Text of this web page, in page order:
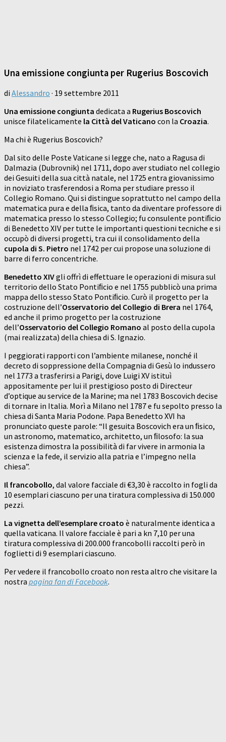
Una emissione congiunta per Rugerius Boscovich
di Alessandro · 19 settembre 2011
Una emissione congiunta dedicata a Rugerius Boscovich
unisce filatelicamente la Città del Vaticano con la Croazia.
Ma chi è Rugerius Boscovich?
Dal sito delle Poste Vaticane si legge che, nato a Ragusa di
Dalmazia (Dubrovnik) nel 1711, dopo aver studiato nel collegio
dei Gesuiti della sua città natale, nel 1725 entra giovanissimo
in noviziato trasferendosi a Roma per studiare presso il
Collegio Romano. Qui si distingue soprattutto nel campo della
matematica pura e della ﬁsica, tanto da diventare professore di
matematica presso lo stesso Collegio; fu consulente pontiﬁcio
di Benedetto XIV per tutte le importanti questioni tecniche e si
occupò di diversi progetti, tra cui il consolidamento della
cupola di S. Pietro nel 1742 per cui propose una soluzione di
barre di ferro concentriche.
Benedetto XIVgli offrì di effettuare le operazioni di misura sul
territorio dello Stato Pontiﬁcio e nel 1755 pubblicò una prima
mappa dello stesso Stato Pontiﬁcio. Curò il progetto per la
costruzione dell’Osservatorio del Collegio di Brera nel 1764,
ed anche il primo progetto per la costruzione
dell’Osservatorio del Collegio Romano al posto della cupola
(mai realizzata) della chiesa di S. Ignazio.
I peggiorati rapporti con l’ambiente milanese, nonché il
decreto di soppressione della Compagnia di Gesù lo indussero
nel 1773 a trasferirsi a Parigi, dove Luigi XV istituì
appositamente per lui il prestigioso posto di Directeur
d’optique au service de la Marine; ma nel 1783 Boscovich decise
di tornare in Italia. Morì a Milano nel 1787 e fu sepolto presso la
chiesa di Santa Maria Podone. Papa Benedetto XVI ha
pronunciato queste parole: “Il gesuita Boscovich era un ﬁsico,
un astronomo, matematico, architetto, un ﬁlosofo: la sua
esistenza dimostra la possibilità di far vivere in armonia la
scienza e la fede, il servizio alla patria e l’impegno nella
chiesa”.
Il francobollo, dal valore facciale di €3,30 è raccolto in fogli da
10 esemplari ciascuno per una tiratura complessiva di 150.000
pezzi.
La vignetta dell’esemplare croato è naturalmente identica a
quella vaticana. Il valore facciale è pari a kn 7,10 per una
tiratura complessiva di 200.000 francobolli raccolti però in
foglietti di 9 esemplari ciascuno.
Per vedere il francobollo croato non resta altro che visitare la
nostra pagina fan di Facebook.